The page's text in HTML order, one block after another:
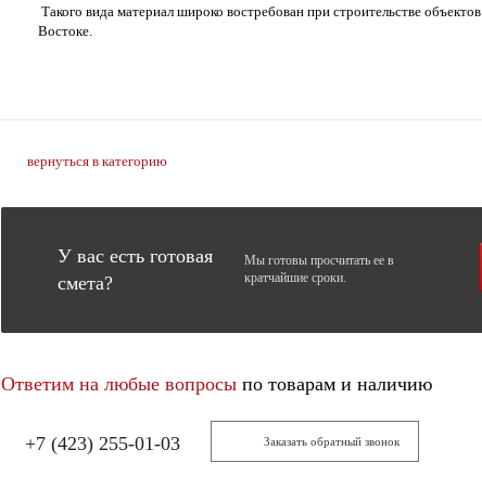
Такого вида материал широко востребован при строительстве
Востоке.
вернуться в категорию
У вас есть готовая
смета?
Мы готовы просчитать ее в
кратчайшие сроки.
Ответим на любые вопросы по товарам и наличию
+7 (423) 255-01-03 Заказать обратный звонок